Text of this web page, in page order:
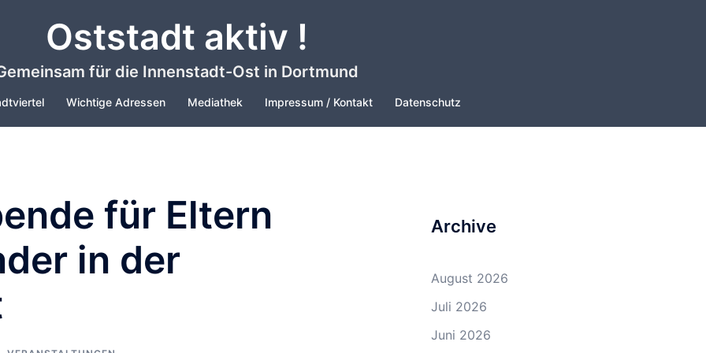
Oststadt aktiv !
für die Innenstadt-Ost in Dortmund
Wichtige Adressen Mediathek Impressum / Kontakt Datenschutz
für Eltern
in der
Archive
August 2026
Juli 2026
Juni 2026